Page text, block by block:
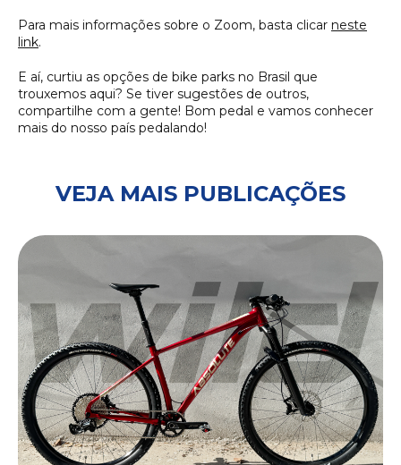
Para mais informações sobre o Zoom, basta clicar neste
link.
E aí, curtiu as opções de bike parks no Brasil que
trouxemos aqui? Se tiver sugestões de outros,
compartilhe com a gente! Bom pedal e vamos conhecer
mais do nosso país pedalando!
VEJA MAIS PUBLICAÇÕES